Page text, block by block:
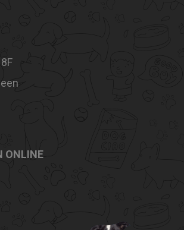
ONLINE